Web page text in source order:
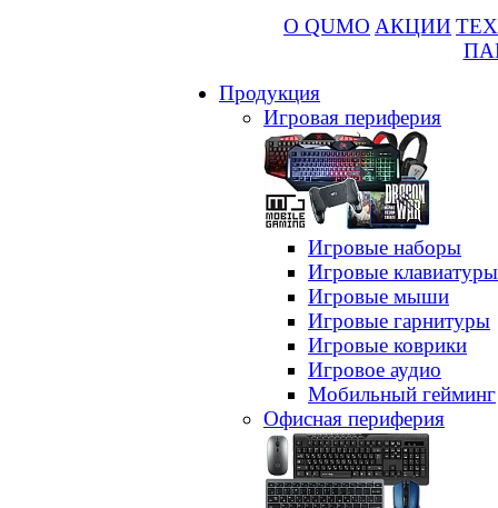
О QUMO АКЦИИ
Продукция
Игровая периферия
Игровые наборы
Игровые клавиатуры
Игровые мыши
Игровые гарнитуры
Игровые коврики
Игровое аудио
Мобильный гейминг
Офисная периферия